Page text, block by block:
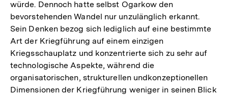
würde. Dennoch hatte selbst Ogarkow den
bevorstehenden Wandel nur unzulänglich erkannt.
Sein Denken bezog sich lediglich auf eine bestimmte
Art der Kriegführung auf einem einzigen
Kriegsschauplatz und konzentrierte sich zu sehr auf
technologische Aspekte, während die
organisatorischen, strukturellen undkonzeptionellen
Dimensionen der Kriegführung weniger in seinen Blick